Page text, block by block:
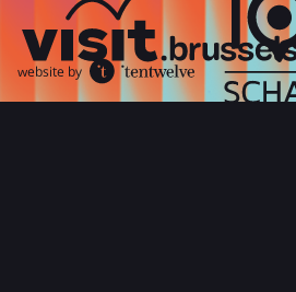
website by